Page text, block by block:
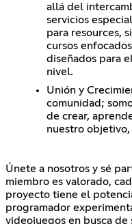
allá del
servicios
para resources,
cursos
diseñados para
nivel.
Unión y
comunidad;
de crear,
nuestro objetivo,
Únete a nosotros y sé
miembro es valorado,
proyecto tiene el
programador
videojuegos en busca